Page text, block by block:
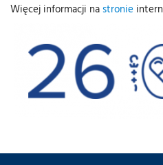
Więcej informacji na stronie